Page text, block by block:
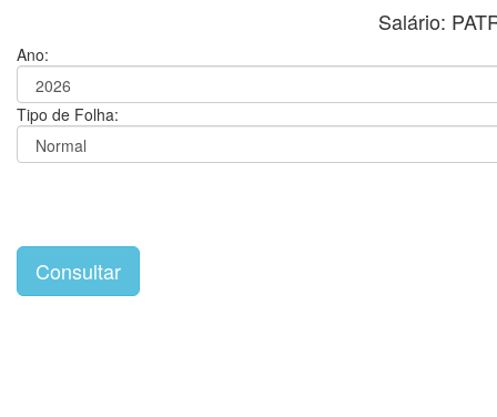
Salário:
Ano:
Tipo de Folha: